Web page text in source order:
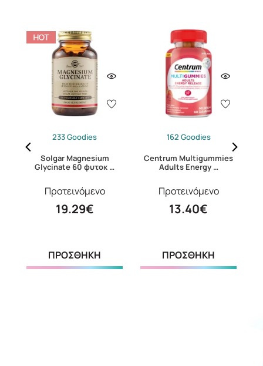
233 Goodies
Solgar Magnesium
Glycinate 60 φυτοκ …
Προτεινόμενο
19.29€
ΠΡΟΣΘΗΚΗ
162 Goodies
Centrum Multigummies
Adults Energy …
Προτεινόμενο
13.40€
ΠΡΟΣΘΗΚΗ